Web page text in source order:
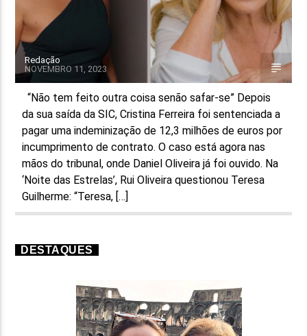
Redação
NOVEMBRO 11, 2023
“Não tem feito outra coisa senão safar-se” Depois
da sua saída da SIC, Cristina Ferreira foi sentenciada a
pagar uma indeminização de 12,3 milhões de euros por
incumprimento de contrato. O caso está agora nas
mãos do tribunal, onde Daniel Oliveira já foi ouvido. Na
‘Noite das Estrelas’, Rui Oliveira questionou Teresa
Guilherme: “Teresa, […]
DESTAQUES